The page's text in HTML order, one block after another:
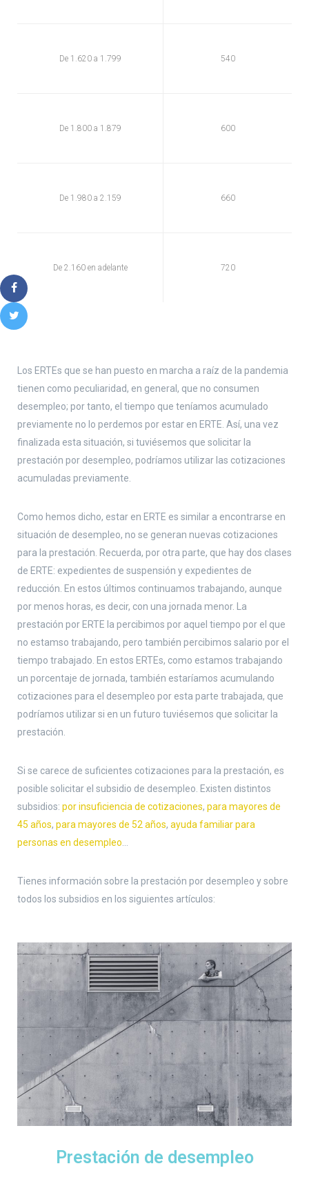
De 1.620 a 1.799 540
De 1.800 a 1.879 600
De 1.980 a 2.159 660
De 2.160 en adelante 720
Los ERTEs que se han puesto en marcha a raíz de la pandemia
tienen como peculiaridad, en general, que no consumen
desempleo; por tanto, el tiempo que teníamos acumulado
previamente no lo perdemos por estar en ERTE. Así, una vez
finalizada esta situación, si tuviésemos que solicitar la
prestación por desempleo, podríamos utilizar las cotizaciones
acumuladas previamente.
Como hemos dicho, estar en ERTE es similar a encontrarse en
situación de desempleo, no se generan nuevas cotizaciones
para la prestación. Recuerda, por otra parte, que hay dos clases
de ERTE: expedientes de suspensión y expedientes de
reducción. En estos últimos continuamos trabajando, aunque
por menos horas, es decir, con una jornada menor. La
prestación por ERTE la percibimos por aquel tiempo por el que
no estamso trabajando, pero también percibimos salario por el
tiempo trabajado. En estos ERTEs, como estamos trabajando
un porcentaje de jornada, también estaríamos acumulando
cotizaciones para el desempleo por esta parte trabajada, que
podríamos utilizar si en un futuro tuviésemos que solicitar la
prestación.
Si se carece de suficientes cotizaciones para la prestación, es
posible solicitar el subsidio de desempleo. Existen distintos
subsidios: por insuficiencia de cotizaciones, para mayores de
45 años, para mayores de 52 años, ayuda familiar para
personas en desempleo…
Tienes información sobre la prestación por desempleo y sobre
todos los subsidios en los siguientes artículos:
Prestación de desempleo